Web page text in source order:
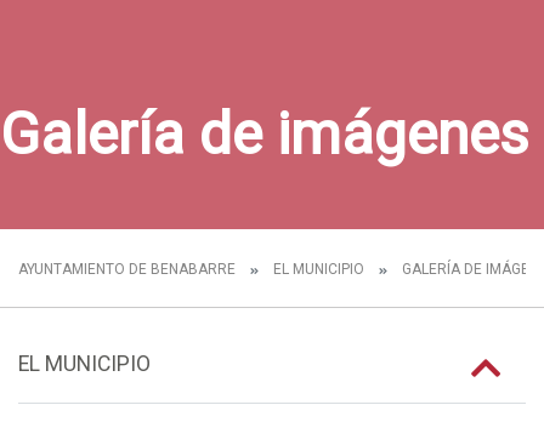
Galería de imágenes
AYUNTAMIENTO DE BENABARRE EL MUNICIPIO GALERÍA DE
EL MUNICIPIO